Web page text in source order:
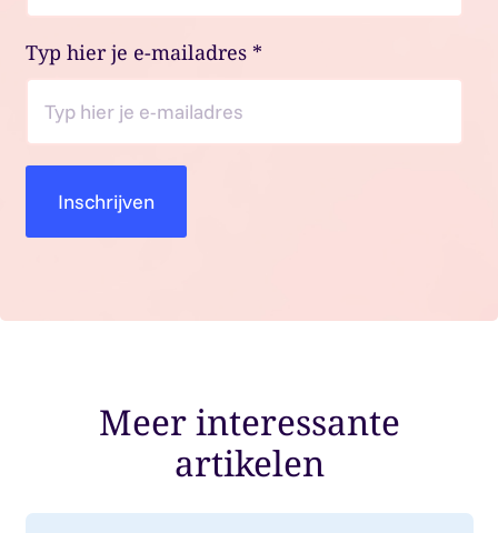
Typ hier je e-mailadres *
Meer interessante
artikelen